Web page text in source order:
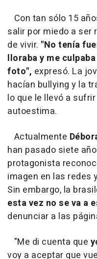
Con tan sólo 15
salir por miedo a ser
de vivir. "No tenía
lloraba y me
foto", expresó. La
hacían bullying y la
lo que le llevó a
autoestima.
Actualmente
han pasado siete
protagonista
imagen en las redes
Sin embargo, la
esta vez no se va a
denunciar a las
"Me di cuenta que
voy a aceptar que